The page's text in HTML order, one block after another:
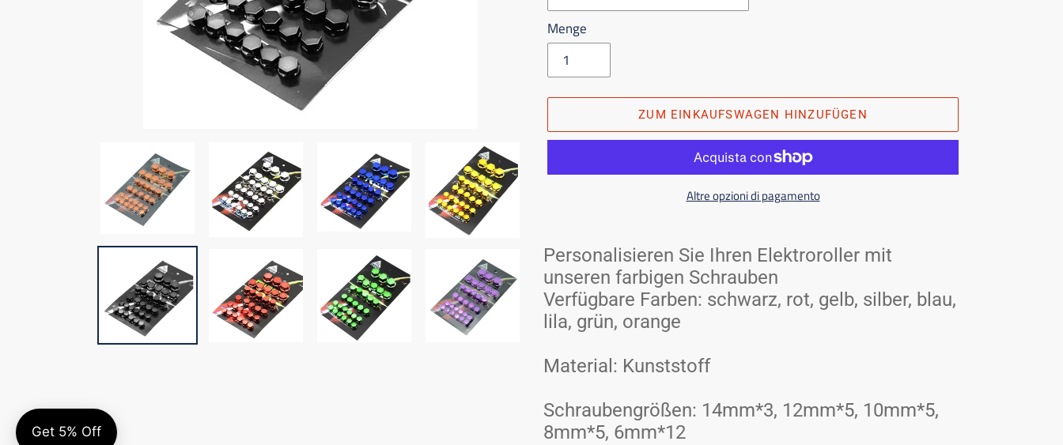
Menge
ZUM EINKAUFSWAGEN HINZUFÜGEN
Altre opzioni di pagamento
Produkt
in
den
Einkaufswagen
legen
Personalisieren Sie Ihren Elektroroller mit
unseren farbigen Schrauben
Verfügbare Farben: schwarz, rot, gelb, silber, blau,
lila, grün, orange
Material: Kunststoff
Schraubengrößen: 14mm*3, 12mm*5, 10mm*5,
8mm*5, 6mm*12